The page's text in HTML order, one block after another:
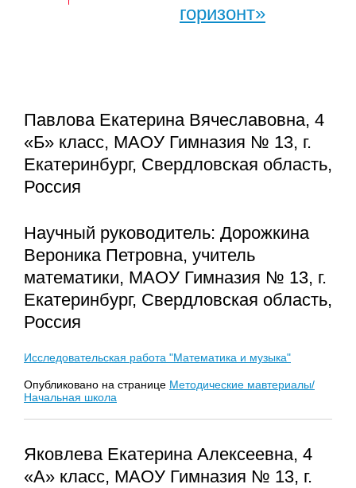
горизонт»
Павлова Екатерина Вячеславовна, 4
«Б» класс, МАОУ Гимназия № 13, г.
Екатеринбург, Свердловская область,
Россия
Научный руководитель: Дорожкина
Вероника Петровна, учитель
математики, МАОУ Гимназия № 13, г.
Екатеринбург, Свердловская область,
Россия
Исследовательская работа "Математика и музыка"
Опубликовано на странице Методические мавтериалы/
Начальная школа
Яковлева Екатерина Алексеевна, 4
«А» класс, МАОУ Гимназия № 13, г.